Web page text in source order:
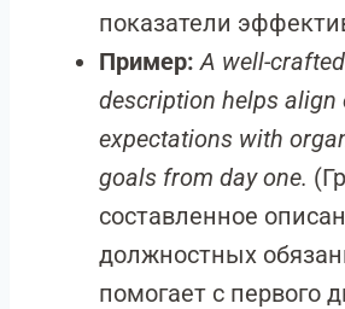
показатели
Пример: A well-
description helps align
expectations with
goals from day one.
составленное
должностных
помогает с первого